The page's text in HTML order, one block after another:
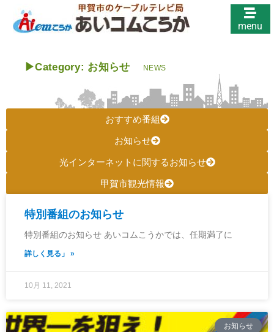
menu
▶︎Category: お知らせ NEWS
おすすめ番組
お知らせ
光インターネットに関するお知らせ
甲賀市観光情報
特別番組のお知らせ
特別番組のお知らせ あいコムこうかでは、任期満了に
詳しく見る」 »
10月 11, 2021
お知らせ